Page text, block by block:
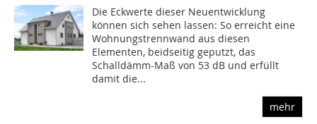
Die Eckwerte dieser Neuentwicklung
können sich sehen lassen: So erreicht eine
Wohnungstrennwand aus diesen
Elementen, beidseitig geputzt, das
Schalldämm-Maß von 53 dB und erfüllt
damit die...
mehr